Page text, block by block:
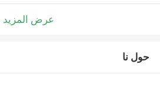
عرض المزيد
حول نا